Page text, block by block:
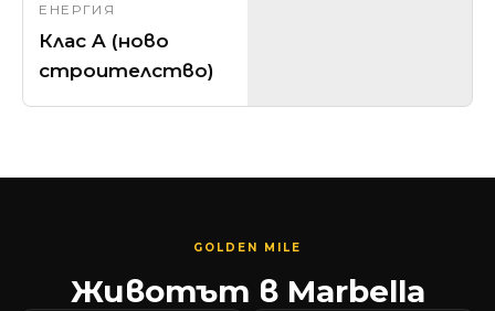
ЕНЕРГИЯ
Клас A (ново
строителство)
GOLDEN MILE
Животът в Marbella